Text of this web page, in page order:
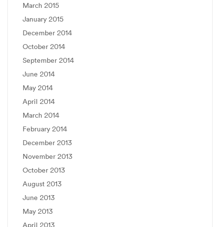
March 2015
January 2015
December 2014
October 2014
September 2014
June 2014
May 2014
April 2014
March 2014
February 2014
December 2013
November 2013
October 2013
August 2013
June 2013
May 2013
April 2013